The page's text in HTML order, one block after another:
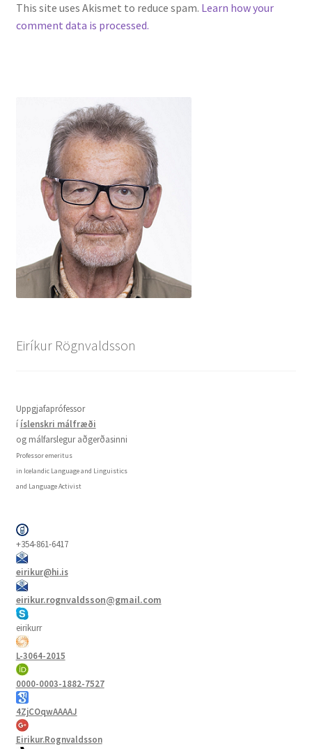
This site uses Akismet to reduce spam. Learn how your
comment data is processed.
Eiríkur Rögnvaldsson
Uppgjafaprófessor
í íslenskri málfræði
og málfarslegur aðgerðasinni
Professor emeritus
in Icelandic Language and Linguistics
and Language Activist
+354-861-6417
eirikur@hi.is
eirikur.rognvaldsson@gmail.com
eirikurr
L-3064-2015
0000-0003-1882-7527
4ZjCOqwAAAAJ
Eirikur.Rognvaldsson